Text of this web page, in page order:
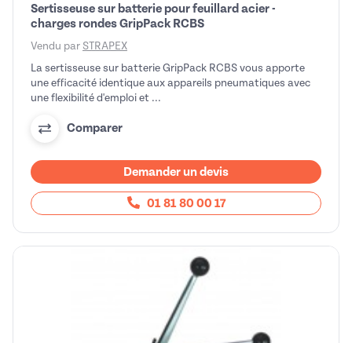
Sertisseuse sur batterie pour feuillard acier -
charges rondes GripPack RCBS
Vendu par STRAPEX
La sertisseuse sur batterie GripPack RCBS vous apporte
une efficacité identique aux appareils pneumatiques avec
une flexibilité d'emploi et ...
Comparer
Demander un devis
01 81 80 00 17